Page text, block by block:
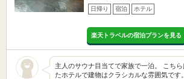
日帰り 宿泊 ホテル
楽天トラベルの宿泊プランを見る
主人のサウナ目当てで家族で一泊。 こち
たホテルで建物はクラシカルな雰囲気です